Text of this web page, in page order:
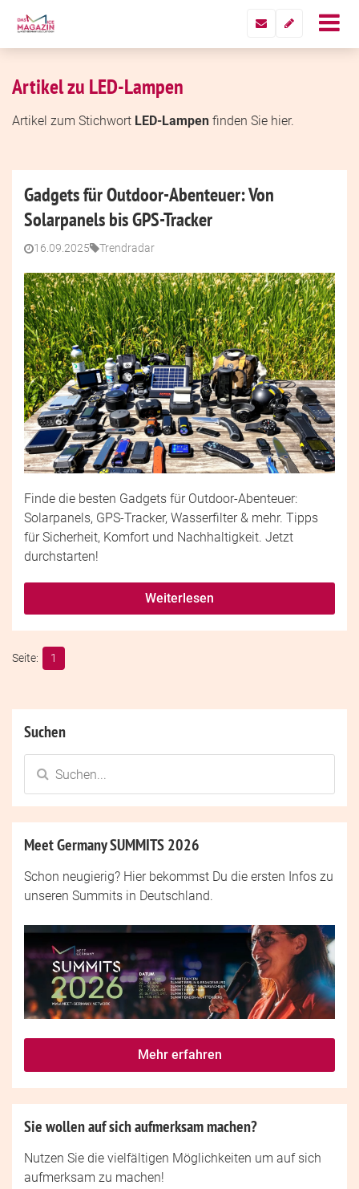
Artikel zu LED-Lampen
Artikel zum Stichwort LED-Lampen finden Sie hier.
Gadgets für Outdoor-Abenteuer: Von
Solarpanels bis GPS-Tracker
16.09.2025 Trendradar
Finde die besten Gadgets für Outdoor-Abenteuer:
Solarpanels, GPS-Tracker, Wasserfilter & mehr. Tipps
für Sicherheit, Komfort und Nachhaltigkeit. Jetzt
durchstarten!
Weiterlesen
1
Suchen
Meet Germany SUMMITS 2026
Schon neugierig? Hier bekommst Du die ersten Infos zu
unseren Summits in Deutschland.
Mehr erfahren
Sie wollen auf sich aufmerksam machen?
Nutzen Sie die vielfältigen Möglichkeiten um auf sich
aufmerksam zu machen!